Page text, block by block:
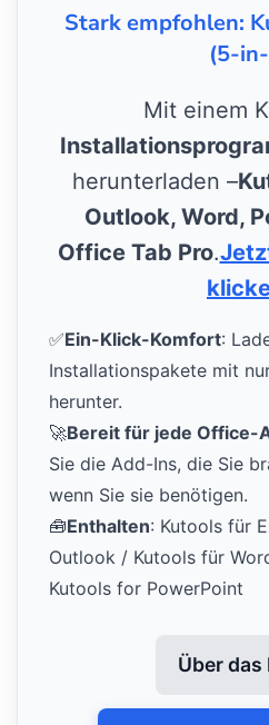
Stark empfohlen:
(5-
Mit einem
herunterladen –
Outlook, Word,
Office Tab Pro.
✅Ein-Klick-Komfort:
Installationspakete mit
herunter.
🚀Bereit für jede Office-
Sie die Add-Ins, die Sie
wenn Sie sie benötigen.
🧰Enthalten: Kutools für
Outlook / Kutools für
Kutools for PowerPoint
Über das